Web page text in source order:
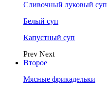
Сливочный луковый суп
Белый суп
Капустный суп
Prev Next
Второе
Мясные фрикадельки